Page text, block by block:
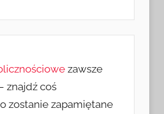
zawsze
znajdź coś
zostanie zapamiętane